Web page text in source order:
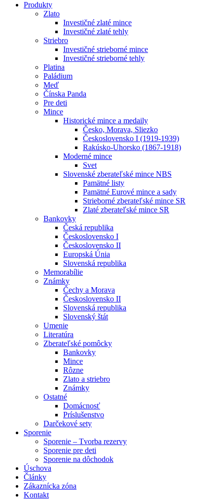
Produkty
Zlato
Investičné zlaté mince
Investičné zlaté tehly
Striebro
Investičné strieborné mince
Investičné strieborné tehly
Platina
Paládium
Meď
Čínska Panda
Pre deti
Mince
Historické mince a medaily
Česko, Morava, Sliezko
Československo I (1919-1939)
Rakúsko-Uhorsko (1867-1918)
Moderné mince
Svet
Slovenské zberateľské mince NBS
Pamätné listy
Pamätné Eurové mince a sady
Strieborné zberateľské mince SR
Zlaté zberateľské mince SR
Bankovky
Česká republika
Československo I
Československo II
Europská Únia
Slovenská republika
Memorabílie
Známky
Čechy a Morava
Československo II
Slovenská republika
Slovenský štát
Umenie
Literatúra
Zberateľské pomôcky
Bankovky
Mince
Rôzne
Zlato a striebro
Známky
Ostatné
Domácnosť
Príslušenstvo
Darčekové sety
Sporenie
Sporenie – Tvorba rezervy
Sporenie pre deti
Sporenie na dôchodok
Úschova
Články
Zákaznícka zóna
Kontakt